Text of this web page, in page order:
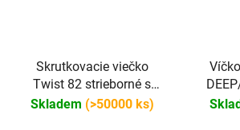
Skrutkovacie viečko
Twist 82 strieborné s
klipom steril
Skladem (>50000 ks)